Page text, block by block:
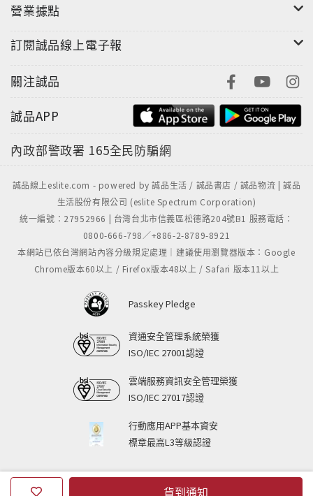
貨到通知
營業據點
訂閱誠品線上電子報
關注誠品
誠品APP
內政部警政署 165全民防騙網
誠品線上eslite.com - powered by 誠品生活 / 誠品書店 / 誠品物流 | 誠品
生活股份有限公司 (eslite Spectrum Corporation)
統一編號：27952966 | 台灣台北市信義區松德路204號B1 服務電話：
0800-666-798／+886-2-8789-8921
本網站已依台灣網站內容分級規定處理｜建議使用瀏覽器版本：Google
Chrome版本60以上 / Firefox版本48以上 / Safari 版本11以上
Passkey Pledge
資通安全管理系統榮獲
ISO/IEC 27001認證
雲端服務資訊安全管理榮獲
ISO/IEC 27017認證
行動應用APP基本資安
標章最高L3等級認證